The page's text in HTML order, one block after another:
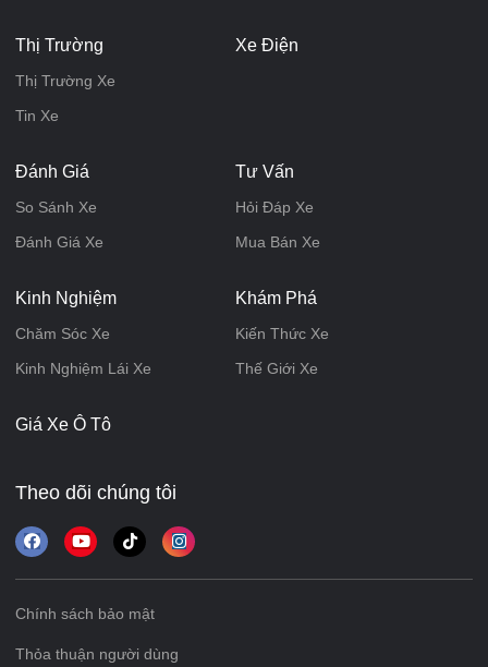
Thị Trường
Thị Trường Xe
Tin Xe
Xe Điện
Đánh Giá
So Sánh Xe
Đánh Giá Xe
Tư Vấn
Hỏi Đáp Xe
Mua Bán Xe
Kinh Nghiệm
Chăm Sóc Xe
Kinh Nghiệm Lái Xe
Khám Phá
Kiến Thức Xe
Thế Giới Xe
Giá Xe Ô Tô
Theo dõi chúng tôi
Chính sách bảo mật
Thỏa thuận người dùng